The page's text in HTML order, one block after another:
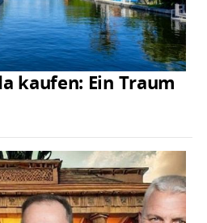
kaufen: Ein Traum